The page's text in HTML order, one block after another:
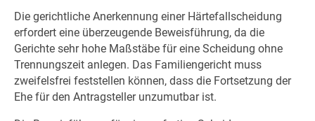
Die gerichtliche Anerkennung einer Härtefallscheidung
erfordert eine überzeugende Beweisführung, da die
Gerichte sehr hohe Maßstäbe für eine Scheidung ohne
Trennungszeit anlegen. Das Familiengericht muss
zweifelsfrei feststellen können, dass die Fortsetzung der
Ehe für den Antragsteller unzumutbar ist.